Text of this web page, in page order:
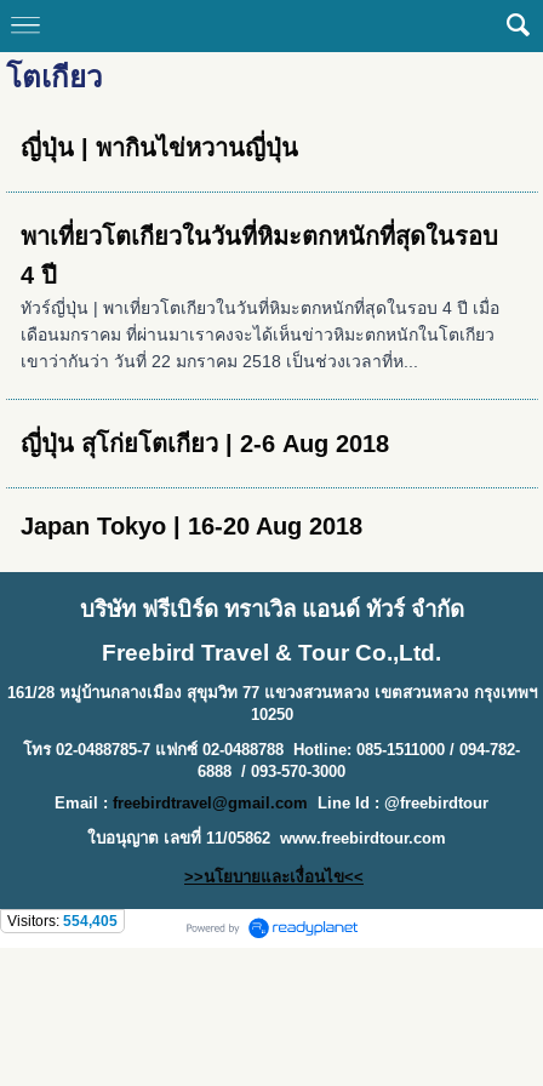
โตเกียว
ญี่ปุ่น | พากินไข่หวานญี่ปุ่น
พาเที่ยวโตเกียวในวันที่หิมะตกหนักที่สุดในรอบ
4 ปี
ทัวร์ญี่ปุ่น | พาเที่ยวโตเกียวในวันที่หิมะตกหนักที่สุดในรอบ 4 ปี เมื่อ
เดือนมกราคม ที่ผ่านมาเราคงจะได้เห็นข่าวหิมะตกหนักในโตเกียว
เขาว่ากันว่า วันที่ 22 มกราคม 2518 เป็นช่วงเวลาที่ห...
ญี่ปุ่น สุโก่ยโตเกียว | 2-6 Aug 2018
Japan Tokyo | 16-20 Aug 2018
บริษัท ฟรีเบิร์ด ทราเวิล แอนด์ ทัวร์ จำกัด
Freebird Travel & Tour Co.,Ltd.
161/28 หมู่บ้านกลางเมือง สุขุมวิท 77 แขวงสวนหลวง เขตสวนหลวง กรุงเทพฯ
10250
โทร 02-0488785-7 แฟกซ์ 02-0488788 Hotline: 085-1511000 / 094-782-
6888 / 093-570-3000
Email : freebirdtravel@gmail.com
Line Id : @freebirdtour
ใบอนุญาต เลขที่ 11/05862 www.freebirdtour.com
>>นโยบายและเงื่อนไข<<
Visitors: 554,405